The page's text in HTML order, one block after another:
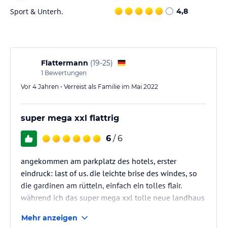
Sport & Unterh. 4,8
Flattermann (19-25)
1 Bewertungen
Vor 4 Jahren • Verreist als Familie im Mai 2022
super mega xxl flattrig
6 / 6
angekommen am parkplatz des hotels, erster
eindruck: last of us. die leichte brise des windes, so
die gardinen am rütteln, einfach ein tolles flair.
während ich das super mega xxl tolle neue landhaus
nach oben, da ich aufpassen musste wo ich hin trat.
Mehr anzeigen